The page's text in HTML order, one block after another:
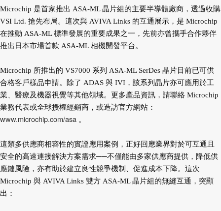
Microchip 是首家推出 ASA-ML 晶片組的主要半導體廠商，透過收購
VSI Ltd. 搶先布局。這次與 AVIVA Links 的互通展示，是 Microchip
在推動 ASA-ML 標準發展的重要成果之一，先前亦曾攜手合作夥伴
推出日本市場首款 ASA-ML 相機開發平台。
Microchip 所推出的 VS7000 系列 ASA-ML SerDes 晶片目前已可供
合格客戶樣品申請。除了 ADAS 與 IVI，該系列晶片亦可應用於工
業、醫療及機器視覺等其他領域。更多產品資訊，請聯絡 Microchip
業務代表或全球授權經銷商，或造訪官方網站：
www.microchip.com/asa 。
這類多供應商相容性的實證應用案例，正好回應業界對於可互通且
安全的高速連接解決方案需求──不僅能由多家供應商提供，降低供
應鏈風險，亦有助於建立良性競爭機制、促進成本下降。這次
Microchip 與 AVIVA Links 雙方 ASA-ML 晶片組的無縫互通，突顯
出：